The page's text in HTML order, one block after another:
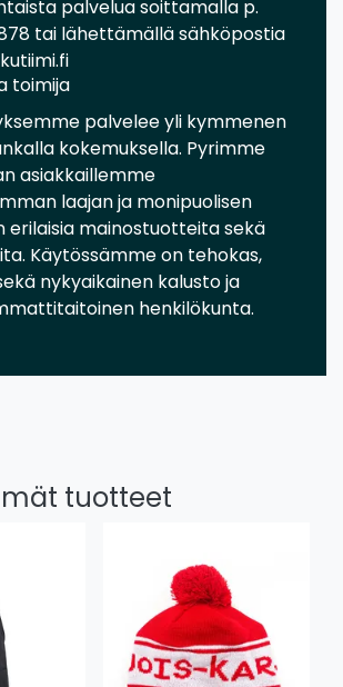
palvelua soittamalla p.
tai lähettämällä sähköpostia
toimija
palvelee yli kymmenen
kokemuksella. Pyrimme
asiakkaillemme
laajan ja monipuolisen
erilaisia mainostuotteita sekä
Käytössämme on tehokas,
nykyaikainen kalusto ja
henkilökunta.
tuotteet